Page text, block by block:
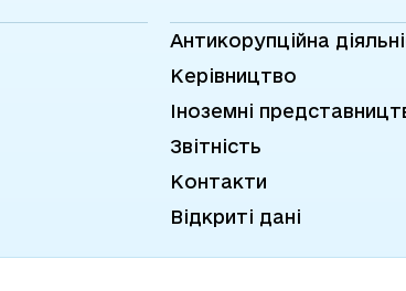
Антикорупційна
Керівництво
Іноземні
Звітність
Контакти
Відкриті дані